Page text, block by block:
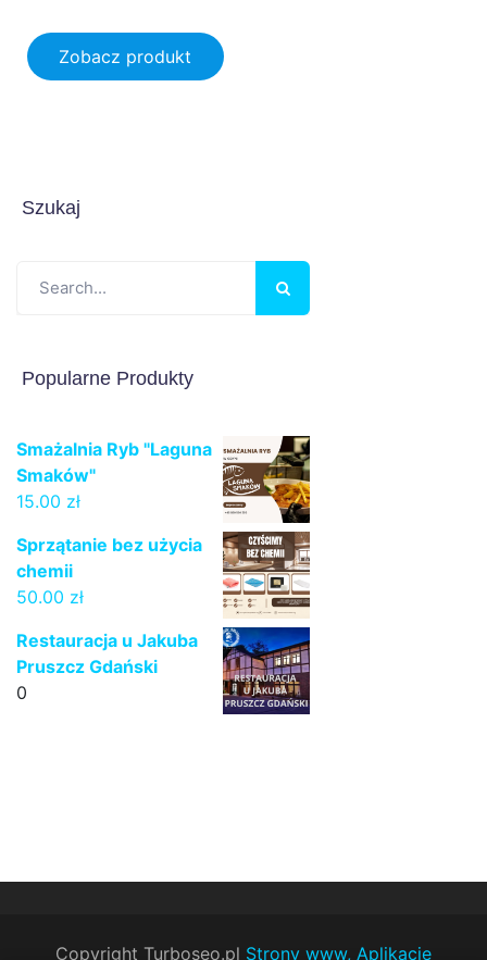
50.00zł
Zobacz produkt
Szukaj
Popularne Produkty
Smażalnia Ryb "Laguna
Smaków"
15.00 zł
Sprzątanie bez użycia
chemii
50.00 zł
Restauracja u Jakuba
Pruszcz Gdański
0
Copyright Turboseo.pl Strony www, Aplikacje